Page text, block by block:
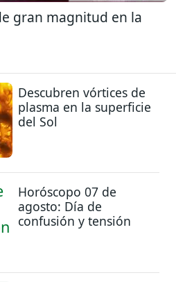
gran magnitud en la
Descubren vórtices de
plasma en la superficie
del Sol
Horóscopo 07 de
agosto: Día de
confusión y tensión